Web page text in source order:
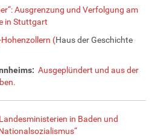
Ausgrenzung und Verfolgung am
in Stuttgart
(Haus der Geschichte
Ausgeplündert und aus der
in Baden und